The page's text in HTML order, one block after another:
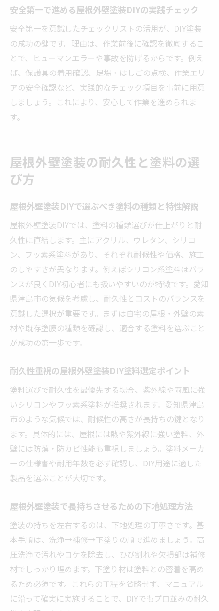
安全第一で進める屋根外壁塗装DIYの実践チェック
安全第一を意識したチェックリストの活用が、DIY塗装
の成功の鍵です。理由は、作業前後に確認を徹底するこ
とで、ヒューマンエラーや事故を防げるからです。例え
ば、保護具の着用確認、足場・はしごの点検、作業エリ
アの安全確認など、実践的なチェック項目を事前に用意
しましょう。これにより、安心して作業を進められま
す。
屋根外壁塗装の耐久性と塗料の選
び方
屋根外壁塗装DIYで選ぶべき塗料の種類と特性解説
屋根外壁塗装DIYでは、塗料の種類選びが仕上がりと耐
久性に直結します。主にアクリル、ウレタン、シリコ
ン、フッ素系塗料があり、それぞれ耐候性や価格、施工
のしやすさが異なります。例えばシリコン系塗料はバラ
ンスが良くDIY初心者にも扱いやすいのが特徴です。愛知
県津島市の気候を考慮し、耐久性とコストのバランスを
意識した選択が重要です。まずは自宅の屋根・外壁の素
材や既存塗膜の種類を確認し、適合する塗料を選ぶこと
が成功の第一歩です。
耐久性重視の屋根外壁塗装DIY塗料選定ポイント
塗料選びで耐久性を最優先する場合、紫外線や雨風に強
いシリコンやフッ素系塗料が推奨されます。愛知県津島
市のような気候では、耐候性の高さが長持ちの鍵となり
ます。具体的には、屋根には熱や紫外線に強い塗料、外
壁には防藻・防カビ性能も重視しましょう。塗料メーカ
ーの仕様書や耐用年数を必ず確認し、DIY用途に適した
製品を選ぶことが大切です。
屋根外壁塗装で長持ちさせるための下地処理方法
塗装の持ちを左右するのは、下地処理の丁寧さです。基
本手順は、洗浄→補修→下塗りの順で進めましょう。高
圧洗浄で汚れやコケを除去し、ひび割れや欠損部は補修
材でしっかり埋めます。下塗り材は塗料との密着を高め
るため必須です。これらの工程を省略せず、マニュアル
に沿って確実に実施することで、DIYでもプロ並みの耐久